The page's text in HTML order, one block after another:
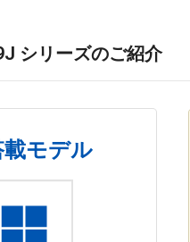
シリーズのご紹介
モデル